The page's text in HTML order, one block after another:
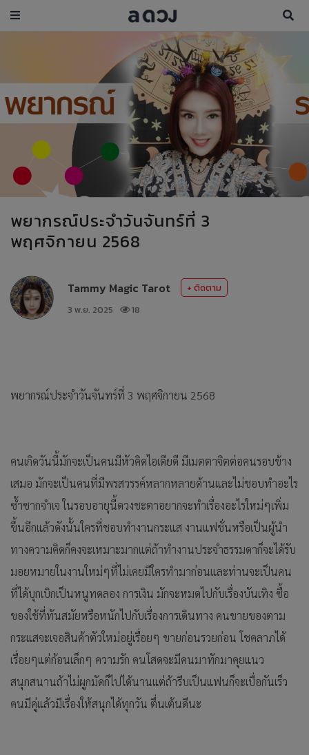
พยากรณ์ประจำวันจันทร์ที่ 3
พฤศจิกายน 2568
Tammy Magic Tarot
+ ติดตาม
3 พ.ย. 2025
18
พยากรณ์ประจำวันจันทร์ที่ 3 พฤศจิกายน 2568
คนเกิดวันนี้มักจะเป็นคนมีหัวคิดไอเดียดี มีเมตตาจิตต่อคนรอบข้าง
เสมอ มักจะเป็นคนที่มีพรสวรรค์หลากหลายด้านและไม่ชอบทำอะไร
ซ้ำซากจำเจ ในรอบอายุนี้ดวงชะตาอยากจะทำเรื่องอะไรใหม่ๆเพิ่ม
ขึ้นอีกแล้วดังนั้นใครที่ชอบทำงานกระแส งานแฟชั่นหรือเป็นผู้นำ
ทางความคิดก็คงจะเหมาะมากแต่ถ้าทำงานประจำธรรมดาก็จะได้รับ
มอยหมายในงานใหม่ๆที่ไม่เคยมีใครทำมาก่อนและท่านจะเป็นคน
ที่ได้บุกเบิกเป็นหนูทดลอง การเงิน มักจะหมดไปกับเรื่องบันเทิง ซื้อ
ของใช้ที่ทันสมัยหรือหนักไปกับเรื่องการเดินทาง คนขายของตาม
กระแสจะเจอสินค้าตัวใหม่อยู่เรื่อยๆ ขายก่อนรวยก่อน โชคลาภได้
เรื่อยๆแต่ก้อนเล็กๆ ความรัก คนโสดจะมีคนมาทักมาคุยแนว
สนุกสนานถ้าไม่ผูกมัดก็ไปได้นานแต่ถ้ารีบเป็นแฟนก็จะเบื่อกันเร็ว
คนมีคู่แล้วมีเรื่องให้สนุกได้ทุกวัน ตื่นเต้นดีนะ